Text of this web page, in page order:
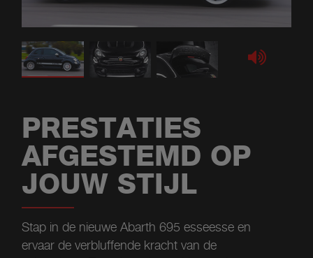
PRESTATIES
AFGESTEMD OP
JOUW STIJL
Stap in de nieuwe Abarth 695 esseesse en
ervaar de verbluffende kracht van de